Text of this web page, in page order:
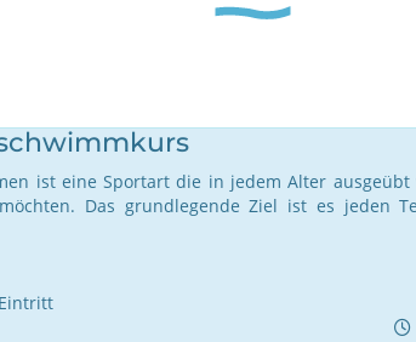
ist eine Sportart die in jedem Alter
Das grundlegende Ziel ist es jeden